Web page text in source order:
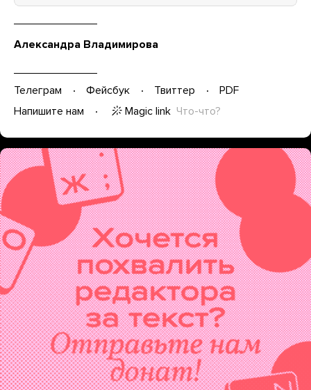
Александра Владимирова
Телеграм Фейсбук Твиттер
PDF
Напишите нам
Magic link Что-что?